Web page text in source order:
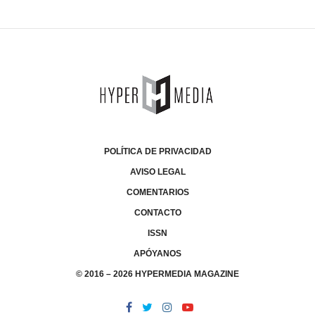
POLÍTICA DE PRIVACIDAD
AVISO LEGAL
COMENTARIOS
CONTACTO
ISSN
APÓYANOS
© 2016 – 2026 HYPERMEDIA MAGAZINE